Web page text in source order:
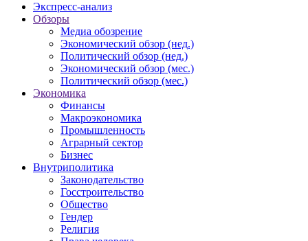
Экспресс-анализ
Обзоры
Медиа обозрение
Экономический обзор (нед.)
Политический обзор (нед.)
Экономический обзор (мес.)
Политический обзор (мес.)
Экономика
Финансы
Макроэкономика
Промышленность
Аграрный сектор
Бизнес
Внутриполитика
Законодательство
Госстроительство
Общество
Гендер
Религия